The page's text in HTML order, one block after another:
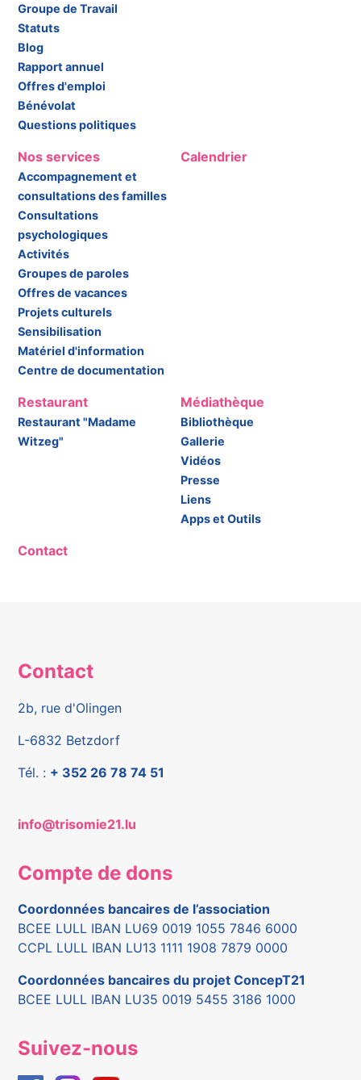
Groupe de Travail
Statuts
Blog
Rapport annuel
Offres d'emploi
Bénévolat
Questions politiques
Nos services
Accompagnement et
consultations des familles
Consultations
psychologiques
Activités
Groupes de paroles
Offres de vacances
Projets culturels
Sensibilisation
Matériel d'information
Centre de documentation
Calendrier
Restaurant
Restaurant "Madame
Witzeg"
Médiathèque
Bibliothèque
Gallerie
Vidéos
Presse
Liens
Apps et Outils
Contact
Contact
2b, rue d'Olingen
L-6832 Betzdorf
Tél. : + 352 26 78 74 51
info@trisomie21.lu
Compte de dons
Coordonnées bancaires de l’association
BCEE LULL IBAN LU69 0019 1055 7846 6000
CCPL LULL IBAN LU13 1111 1908 7879 0000
Coordonnées bancaires du projet ConcepT21
BCEE LULL IBAN LU35 0019 5455 3186 1000
Suivez-nous